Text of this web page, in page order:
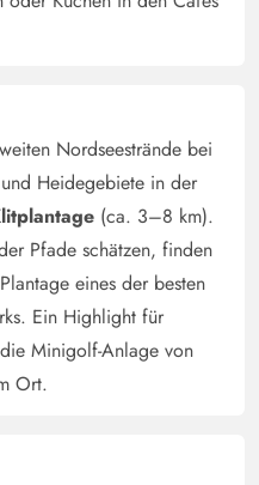
mit guter Ausstattung
gut die Zeit verbringen.
Die
überprüft werden.
nur repariert werden,
wird, daher
ein Update des
Nordseestrände bei
Heidegebiete in der
(ca. 3–8 km).
Pfade schätzen, finden
eines der besten
Ein Highlight für
Minigolf-Anlage von
Ort.